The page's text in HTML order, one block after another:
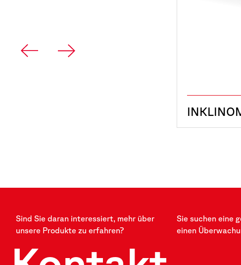
Sind Sie daran interessiert, mehr über
unsere Produkte zu erfahren?
Sie suchen eine
einen